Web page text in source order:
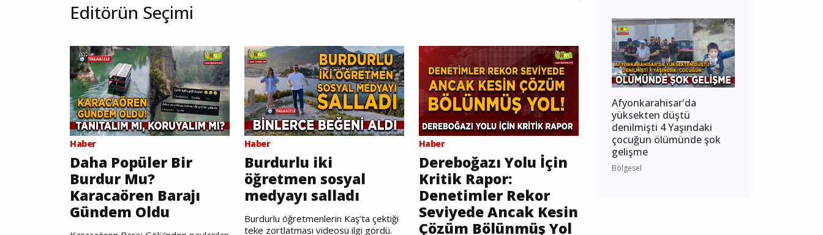
Editörün Seçimi
Haber
Daha Popüler Bir
Burdur Mu?
Karacaören Barajı
Gündem Oldu
Haber
Burdurlu iki
öğretmen sosyal
medyayı salladı
Burdurlu öğretmenlerin Kaş’ta çektiği
teke zortlatması videosu ilgi gördü.
Haber
Dereboğazı Yolu İçin
Kritik Rapor:
Denetimler Rekor
Seviyede Ancak Kesin
Çözüm Bölünmüş Yol
Afyonkarahisar'da
yüksekten düştü
denilmişti 4 Yaşındaki
çocuğun ölümünde şok
gelişme
Bölgesel